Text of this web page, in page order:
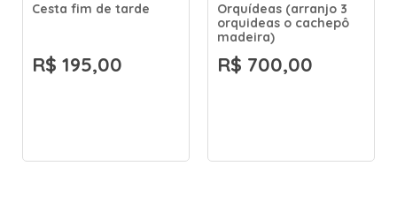
Cesta fim de tarde
R$ 195,00
Orquídeas (arranjo 3
orquideas o cachepô
madeira)
R$ 700,00